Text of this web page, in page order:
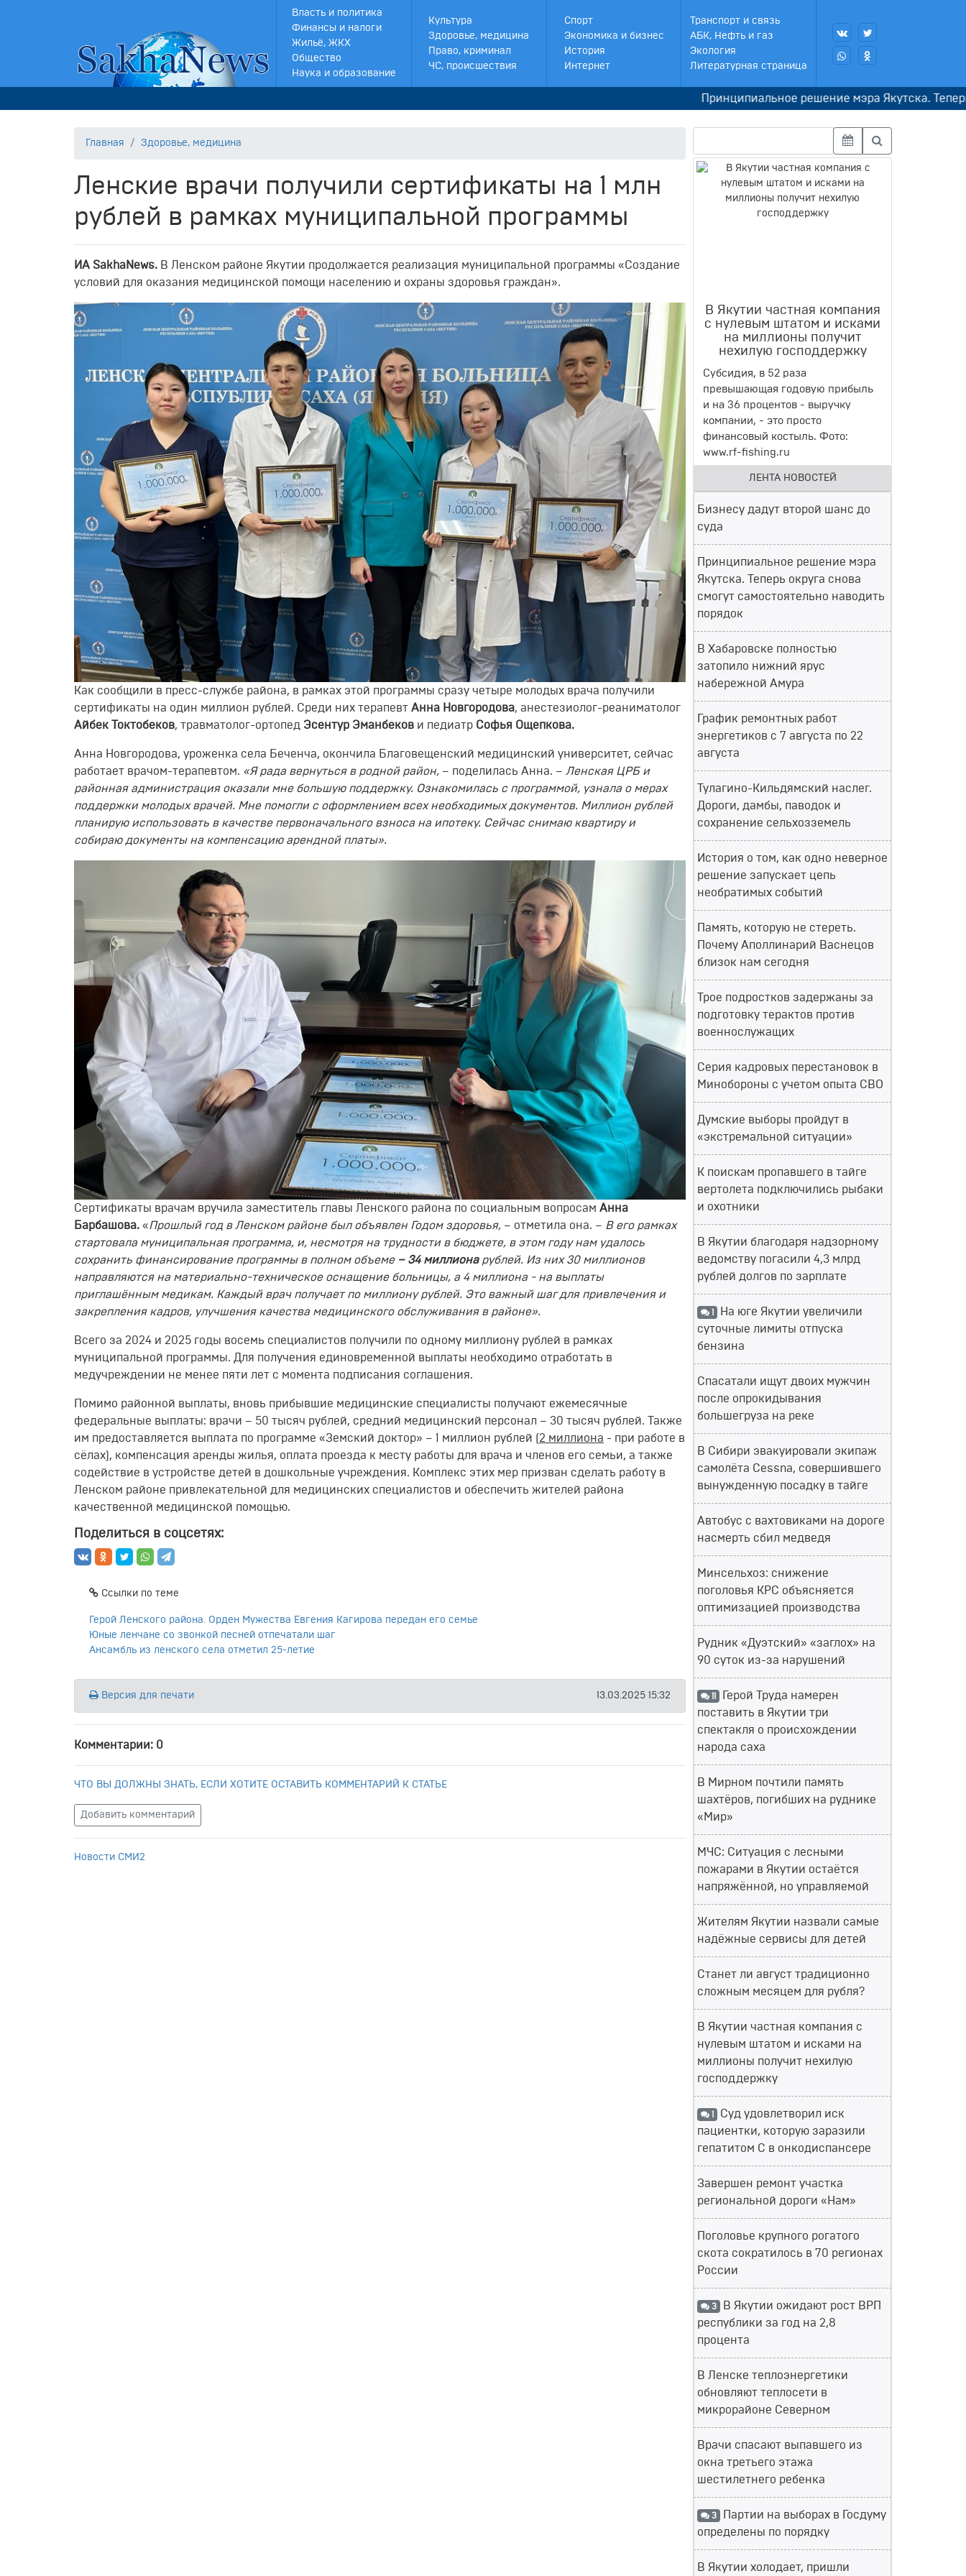
Власть и политика
Финансы и налоги
Жильё, ЖКХ
Общество
Наука и образование
Культура
Здоровье, медицина
Право, криминал
ЧС, происшествия
Спорт
Экономика и бизнес
История
Интернет
Транспорт и связь
АБК, Нефть и газ
Экология
Литературная страница
Принципиальное решение мэра Якутска. Теперь округа
Главная Здоровье, медицина
Ленские врачи получили сертификаты на 1 млн
рублей в рамках муниципальной программы
ИA SakhaNews. В Ленском районе Якутии продолжается реализация муниципальной программы «Создание
условий для оказания медицинской помощи населению и охраны здоровья граждан».
Как сообщили в пресс-службе района, в рамках этой программы сразу четыре молодых врача получили
сертификаты на один миллион рублей. Среди них терапевт Анна Новгородова, анестезиолог-реаниматолог
Айбек Токтобеков, травматолог-ортопед Эсентур Эманбеков и педиатр Софья Ощепкова.
Анна Новгородова, уроженка села Беченча, окончила Благовещенский медицинский университет, сейчас
работает врачом-терапевтом. «Я рада вернуться в родной район, – поделилась Анна. – Ленская ЦРБ и
районная администрация оказали мне большую поддержку. Ознакомилась с программой, узнала о мерах
поддержки молодых врачей. Мне помогли с оформлением всех необходимых документов. Миллион рублей
планирую использовать в качестве первоначального взноса на ипотеку. Сейчас снимаю квартиру и
собираю документы на компенсацию арендной платы».
Сертификаты врачам вручила заместитель главы Ленского района по социальным вопросам Анна
Барбашова. «Прошлый год в Ленском районе был объявлен Годом здоровья, – отметила она. – В его рамках
стартовала муниципальная программа, и, несмотря на трудности в бюджете, в этом году нам удалось
сохранить финансирование программы в полном объеме – 34 миллионарублей. Из них 30 миллионов
направляются на материально-техническое оснащение больницы, а 4 миллиона - на выплаты
приглашённым медикам. Каждый врач получает по миллиону рублей. Это важный шаг для привлечения и
закрепления кадров, улучшения качества медицинского обслуживания в районе».
Всего за 2024 и 2025 годы восемь специалистов получили по одному миллиону рублей в рамках
муниципальной программы. Для получения единовременной выплаты необходимо отработать в
медучреждении не менее пяти лет с момента подписания соглашения.
Помимо районной выплаты, вновь прибывшие медицинские специалисты получают ежемесячные
федеральные выплаты: врачи – 50 тысяч рублей, средний медицинский персонал – 30 тысяч рублей. Также
им предоставляется выплата по программе «Земский доктор» – 1 миллион рублей (2 миллиона - при работе в
сёлах), компенсация аренды жилья, оплата проезда к месту работы для врача и членов его семьи, а также
содействие в устройстве детей в дошкольные учреждения. Комплекс этих мер призван сделать работу в
Ленском районе привлекательной для медицинских специалистов и обеспечить жителей района
качественной медицинской помощью.
Поделиться в соцсетях:
Ссылки по теме
Герой Ленского района. Орден Мужества Евгения Кагирова передан его семье
Юные ленчане со звонкой песней отпечатали шаг
Ансамбль из ленского села отметил 25-летие
Версия для печати 13.03.2025 15:32
Комментарии: 0
ЧТО ВЫ ДОЛЖНЫ ЗНАТЬ, ЕСЛИ ХОТИТЕ ОСТАВИТЬ КОММЕНТАРИЙ К СТАТЬЕ
Добавить комментарий
Новости СМИ2
В Якутии частная компания
с нулевым штатом и исками
на миллионы получит
нехилую господдержку
Субсидия, в 52 раза
превышающая годовую прибыль
и на 36 процентов - выручку
компании, - это просто
финансовый костыль. Фото:
www.rf-fishing.ru
ЛЕНТА НОВОСТЕЙ
Бизнесу дадут второй шанс до
суда
Принципиальное решение мэра
Якутска. Теперь округа снова
смогут самостоятельно наводить
порядок
В Хабаровске полностью
затопило нижний ярус
набережной Амура
График ремонтных работ
энергетиков с 7 августа по 22
августа
Тулагино-Кильдямский наслег.
Дороги, дамбы, паводок и
сохранение сельхозземель
История о том, как одно неверное
решение запускает цепь
необратимых событий
Память, которую не стереть.
Почему Аполлинарий Васнецов
близок нам сегодня
Трое подростков задержаны за
подготовку терактов против
военнослужащих
Серия кадровых перестановок в
Минобороны с учетом опыта СВО
Думские выборы пройдут в
«экстремальной ситуации»
К поискам пропавшего в тайге
вертолета подключились рыбаки
и охотники
В Якутии благодаря надзорному
ведомству погасили 4,3 млрд
рублей долгов по зарплате
1 На юге Якутии увеличили
суточные лимиты отпуска
бензина
Спасатали ищут двоих мужчин
после опрокидывания
большегруза на реке
В Сибири эвакуировали экипаж
самолёта Cessna, совершившего
вынужденную посадку в тайге
Автобус с вахтовиками на дороге
насмерть сбил медведя
Минсельхоз: снижение
поголовья КРС объясняется
оптимизацией производства
Рудник «Дуэтский» «заглох» на
90 суток из-за нарушений
11 Герой Труда намерен
поставить в Якутии три
спектакля о происхождении
народа саха
В Мирном почтили память
шахтёров, погибших на руднике
«Мир»
МЧС: Ситуация с лесными
пожарами в Якутии остаётся
напряжённой, но управляемой
Жителям Якутии назвали самые
надёжные сервисы для детей
Станет ли август традиционно
сложным месяцем для рубля?
В Якутии частная компания с
нулевым штатом и исками на
миллионы получит нехилую
господдержку
1 Суд удовлетворил иск
пациентки, которую заразили
гепатитом С в онкодиспансере
Завершен ремонт участка
региональной дороги «Нам»
Поголовье крупного рогатого
скота сократилось в 70 регионах
России
3 В Якутии ожидают рост ВРП
республики за год на 2,8
процента
В Ленске теплоэнергетики
обновляют теплосети в
микрорайоне Северном
Врачи спасают выпавшего из
окна третьего этажа
шестилетнего ребенка
3 Партии на выборах в Госдуму
определены по порядку
В Якутии холодает, пришли